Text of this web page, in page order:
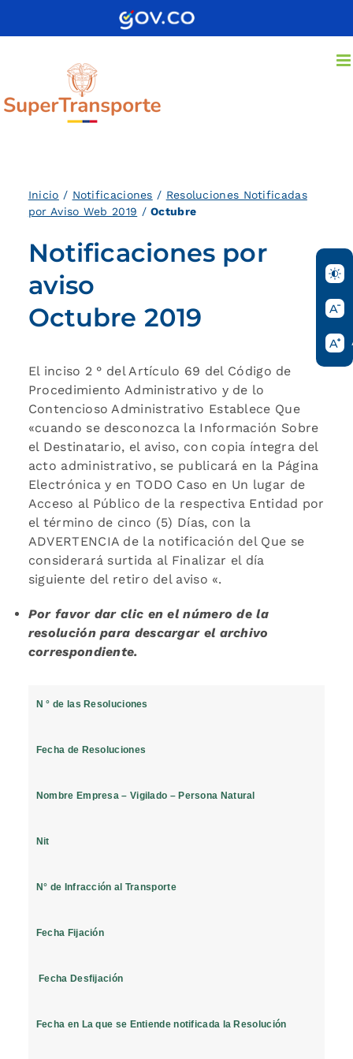
Inicio / Notificaciones / Resoluciones Notificadas
por Aviso Web 2019 /Octubre
Notificaciones por
aviso
Octubre 2019
El inciso 2 ° del Artículo 69 del Código de
Procedimiento Administrativo y de lo
Contencioso Administrativo Establece Que
«cuando se desconozca la Información Sobre
el Destinatario, el aviso, con copia íntegra del
acto administrativo, se publicará en la Página
Electrónica y en TODO Caso en Un lugar de
Acceso al Público de la respectiva Entidad por
el término de cinco (5) Días, con la
ADVERTENCIA de la notificación del Que se
considerará surtida al Finalizar el día
siguiente del retiro del aviso «.
Por favor dar clic en el número de la
resolución para descargar el archivo
correspondiente.
N ° de las Resoluciones
Fecha de Resoluciones
Nombre Empresa – Vigilado – Persona Natural
Nit
N° de Infracción al Transporte
Fecha Fijación
Fecha Desfijación
Fecha en La que se Entiende notificada la Resolución